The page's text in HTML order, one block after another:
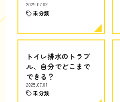
2025.07.02
未分類
トイレ排水のトラブ
ル、自分でどこまで
できる？
2025.07.01
未分類